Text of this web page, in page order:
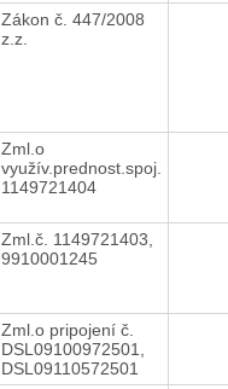
Zákon č. 447/2008
z.z.
Zml.o
využív.prednost.spoj.
1149721404
Zml.č. 1149721403,
9910001245
Zml.o pripojení č.
DSL09100972501,
DSL09110572501